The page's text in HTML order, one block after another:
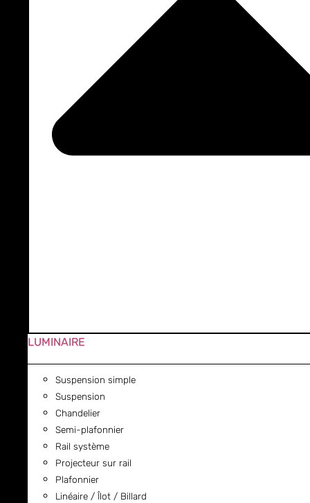
LUMINAIRE
Suspension simple
Suspension
Chandelier
Semi-plafonnier
Rail système
Projecteur sur rail
Plafonnier
Linéaire / Îlot / Billard